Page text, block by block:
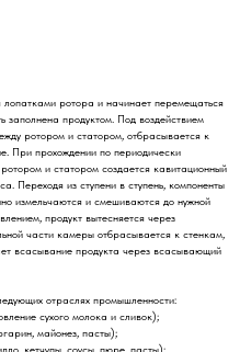
ротора и начинает перемещаться
продуктом. Под воздействием
ротором и статором, отбрасывается к
При прохождении по периодически
и статором создается кавитационный
Переходя из ступени в ступень, компоненты
измельчаются и смешиваются до нужной
продукт вытесняется через
части камеры отбрасывается к стенкам,
всасывание продукта через всасывающий
отраслях промышленности:
сухого молока и сливок);
майонез, пасты);
кетчупы, соусы, пюре, пасты);